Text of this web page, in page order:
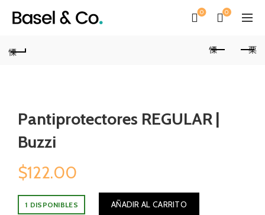
0 0
Pantiprotectores REGULAR |
Buzzi
$122.00
1 DISPONIBLES AÑADIR AL CARRITO